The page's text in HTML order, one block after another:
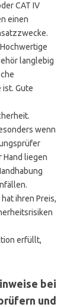
CAT IV
einen
Hochwertige
langlebig
Gute
wenn
Hand liegen
ihren Preis,
erfüllt,
bei
und